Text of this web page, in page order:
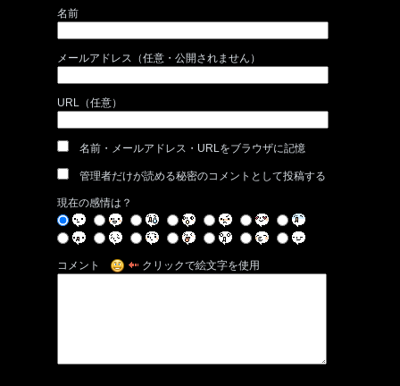
名前
メールアドレス（任意・公開されません）
URL（任意）
名前・メールアドレス・URLをブラウザに記憶
管理者だけが読める秘密のコメントとして投稿する
現在の感情は？
コメント クリックで絵文字を使用